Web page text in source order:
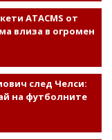
ATACMS от
влиза в огромен
след Челси:
на футболните